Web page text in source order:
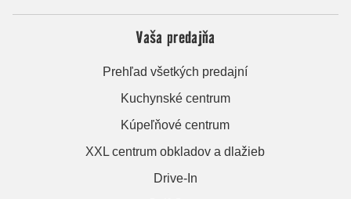
Vaša predajňa
Prehľad všetkých predajní
Kuchynské centrum
Kúpeľňové centrum
XXL centrum obkladov a dlažieb
Drive-In